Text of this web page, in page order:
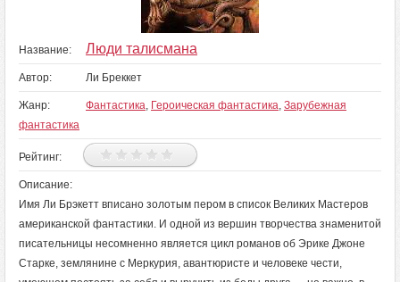
Название: Люди талисмана
Автор: Ли Бреккет
Жанр: Фантастика, Героическая фантастика, Зарубежная
фантастика
Рейтинг:
Описание:
Имя Ли Брэкетт вписано золотым пером в список Великих Мастеров
американской фантастики. И одной из вершин творчества знаменитой
писательницы несомненно является цикл романов об Эрике Джоне
Старке, землянине с Меркурия, авантюристе и человеке чести,